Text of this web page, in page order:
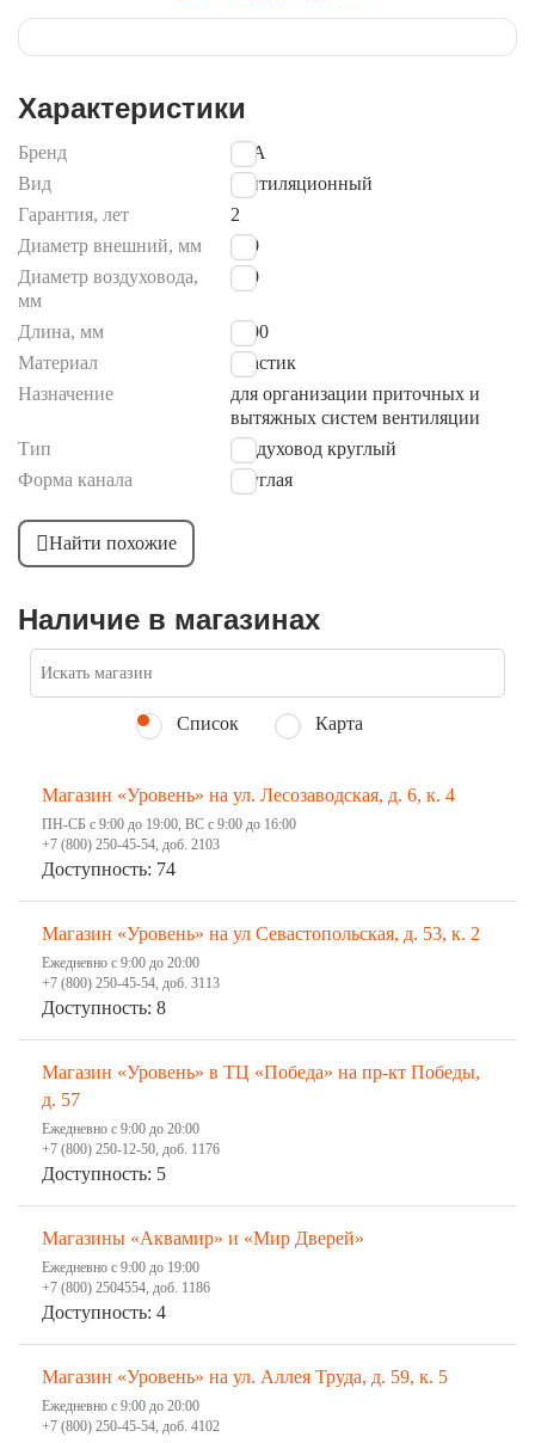
Характеристики
Бренд
ЭРА
Вид
вентиляционный
Гарантия, лет
2
Диаметр внешний, мм
100
Диаметр воздуховода,
мм
100
Длина, мм
1000
Материал
пластик
Назначение
для организации приточных и
вытяжных систем вентиляции
Тип
воздуховод круглый
Форма канала
круглая
Найти похожие
Наличие в магазинах
Список Карта
Магазин «Уровень» на ул. Лесозаводская, д. 6, к. 4
ПН-СБ с 9:00 до 19:00, ВС с 9:00 до 16:00
+7 (800) 250-45-54, доб. 2103
Доступность: 74
Магазин «Уровень» на ул Севастопольская, д. 53, к. 2
Ежедневно с 9:00 до 20:00
+7 (800) 250-45-54, доб. 3113
Доступность: 8
Магазин «Уровень» в ТЦ «Победа» на пр-кт Победы,
д. 57
Ежедневно с 9:00 до 20:00
+7 (800) 250-12-50, доб. 1176
Доступность: 5
Магазины «Аквамир» и «Мир Дверей»
Ежедневно с 9:00 до 19:00
+7 (800) 2504554, доб. 1186
Доступность: 4
Магазин «Уровень» на ул. Аллея Труда, д. 59, к. 5
Ежедневно с 9:00 до 20:00
+7 (800) 250-45-54, доб. 4102